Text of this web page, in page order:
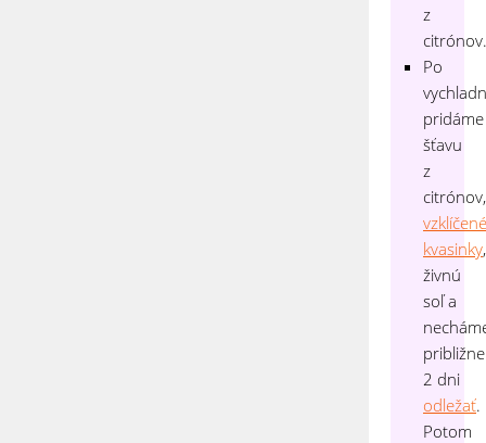
z
citrónov.
Po
pridáme
šťavu
z
citrónov,
vzklíčené
kvasinky,
živnú
soľ a
približne
2 dni
odležať.
Potom